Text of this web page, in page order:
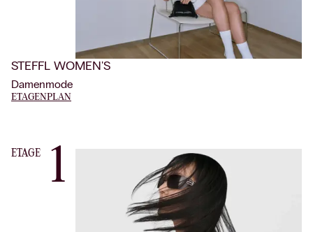
STEFFL WOMEN'S
Damenmode
ETAGENPLAN
ETAGE 1